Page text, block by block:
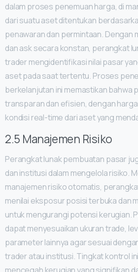
dalam proses penemuan harga, di
dari suatu aset ditentukan
penawaran dan permintaan. Dengan
dan ask secara konstan, perangkat
trader mengidentifikasi nilai pasar
aset pada saat tertentu. Proses
berkelanjutan ini memastikan bahwa
transparan dan efisien, dengan
kondisi real-time dari aset yang
2.5 Manajemen Risiko
Perangkat lunak pembuatan pasar
dan institusi dalam mengelola risiko.
manajemen risiko otomatis,
menilai eksposur posisi terbuka dan
untuk mengurangi potensi kerugian.
dapat menyesuaikan ukuran trade,
parameter lainnya agar sesuai
trader atau institusi. Tingkat kontrol